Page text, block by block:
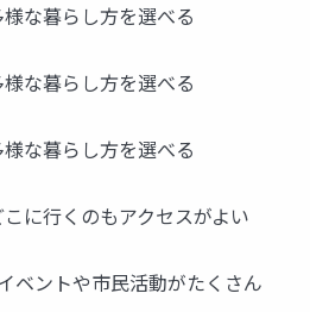
な暮らし方を選べる
な暮らし方を選べる
な暮らし方を選べる
に行くのもアクセスがよい
ベントや市民活動がたくさん